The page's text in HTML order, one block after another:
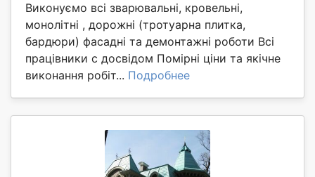
Виконуємо всі зварювальні, кровельні,
монолітні , дорожні (тротуарна плитка,
бардюри) фасадні та демонтажні роботи Всі
працівники с досвідом Помірні ціни та якічне
виконання робіт... Подробнее